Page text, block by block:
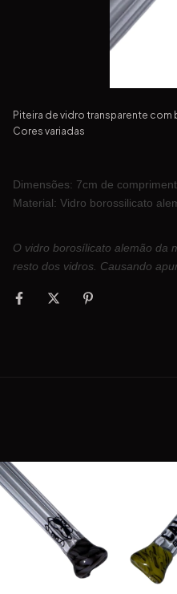
Piteira de vidro transparente
Cores variadas
Dimensões: 7cm de
Material: Vidro borossilicato
O vidro borosílicato alemão da
resto dos vidros. Causando